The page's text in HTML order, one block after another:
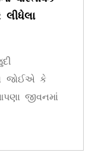
લીધેલા
જોઈએ કે
જીવનમાં